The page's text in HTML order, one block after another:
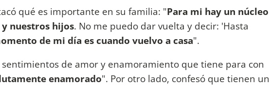
qué es importante en su familia: "Para mi hay un núcleo
y nuestros hijos. No me puedo dar vuelta y decir: 'Hasta
de mi día es cuando vuelvo a casa".
de amor y enamoramiento que tiene para con
enamorado". Por otro lado, confesó que tienen un